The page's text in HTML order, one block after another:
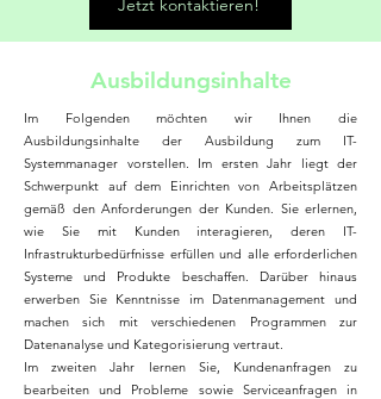
Jetzt kontaktieren!
Ausbildungsinhalte
Im Folgenden möchten wir Ihnen die
Ausbildungsinhalte der Ausbildung zum IT-
Systemmanager vorstellen. Im ersten Jahr liegt der
Schwerpunkt auf dem Einrichten von Arbeitsplätzen
gemäß den Anforderungen der Kunden. Sie erlernen,
wie Sie mit Kunden interagieren, deren IT-
Infrastrukturbedürfnisse erfüllen und alle erforderlichen
Systeme und Produkte beschaffen. Darüber hinaus
erwerben Sie Kenntnisse im Datenmanagement und
machen sich mit verschiedenen Programmen zur
Datenanalyse und Kategorisierung vertraut.
Im zweiten Jahr lernen Sie, Kundenanfragen zu
bearbeiten und Probleme sowie Serviceanfragen in